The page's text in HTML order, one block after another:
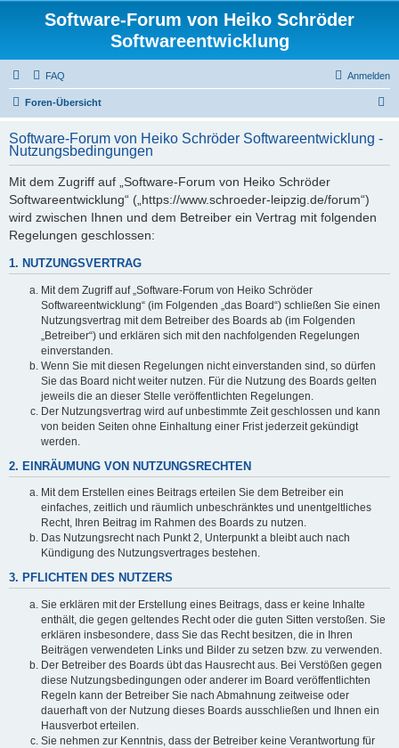
Software-Forum von Heiko Schröder
Softwareentwicklung
FAQ Anmelden
Foren-Übersicht
h
Software-Forum von Heiko Schröder Softwareentwicklung -
Nutzungsbedingungen
Mit dem Zugriff auf „Software-Forum von Heiko Schröder
Softwareentwicklung“ („https://www.schroeder-leipzig.de/forum“)
wird zwischen Ihnen und dem Betreiber ein Vertrag mit folgenden
Regelungen geschlossen:
1. NUTZUNGSVERTRAG
Mit dem Zugriff auf „Software-Forum von Heiko Schröder
Softwareentwicklung“ (im Folgenden „das Board“) schließen Sie einen
Nutzungsvertrag mit dem Betreiber des Boards ab (im Folgenden
„Betreiber“) und erklären sich mit den nachfolgenden Regelungen
einverstanden.
Wenn Sie mit diesen Regelungen nicht einverstanden sind, so dürfen
Sie das Board nicht weiter nutzen. Für die Nutzung des Boards gelten
jeweils die an dieser Stelle veröffentlichten Regelungen.
Der Nutzungsvertrag wird auf unbestimmte Zeit geschlossen und kann
von beiden Seiten ohne Einhaltung einer Frist jederzeit gekündigt
werden.
2. EINRÄUMUNG VON NUTZUNGSRECHTEN
Mit dem Erstellen eines Beitrags erteilen Sie dem Betreiber ein
einfaches, zeitlich und räumlich unbeschränktes und unentgeltliches
Recht, Ihren Beitrag im Rahmen des Boards zu nutzen.
Das Nutzungsrecht nach Punkt 2, Unterpunkt a bleibt auch nach
Kündigung des Nutzungsvertrages bestehen.
3. PFLICHTEN DES NUTZERS
Sie erklären mit der Erstellung eines Beitrags, dass er keine Inhalte
enthält, die gegen geltendes Recht oder die guten Sitten verstoßen. Sie
erklären insbesondere, dass Sie das Recht besitzen, die in Ihren
Beiträgen verwendeten Links und Bilder zu setzen bzw. zu verwenden.
Der Betreiber des Boards übt das Hausrecht aus. Bei Verstößen gegen
diese Nutzungsbedingungen oder anderer im Board veröffentlichten
Regeln kann der Betreiber Sie nach Abmahnung zeitweise oder
dauerhaft von der Nutzung dieses Boards ausschließen und Ihnen ein
Hausverbot erteilen.
Sie nehmen zur Kenntnis, dass der Betreiber keine Verantwortung für